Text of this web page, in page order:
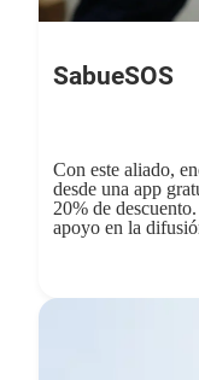
SabueSOS
Con este aliado,
desde una app
20% de
apoyo en la